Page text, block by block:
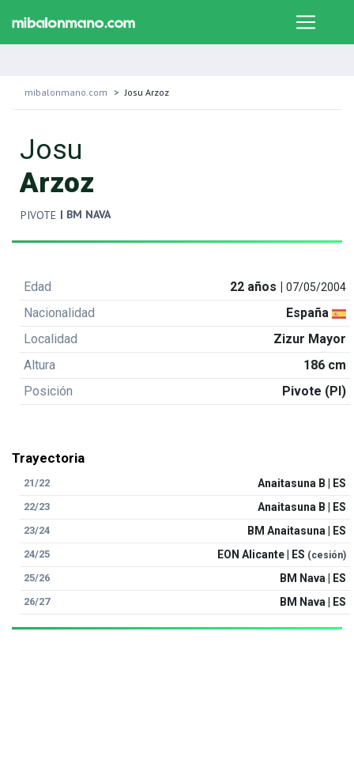
mibalonmano.com Josu Arzoz
Josu
Arzoz
PIVOTE | BM NAVA
Edad 22 años |07/05/2004
Nacionalidad
España
Localidad
Zizur Mayor
Altura
186 cm
Posición
Pivote (PI)
Trayectoria
21/22 Anaitasuna B | ES
22/23 Anaitasuna B | ES
23/24 BM Anaitasuna | ES
24/25 EON Alicante | ES (cesión)
25/26 BM Nava | ES
26/27 BM Nava | ES